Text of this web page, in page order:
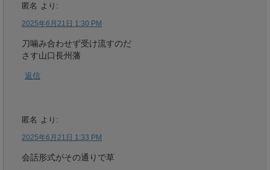
匿名 より:
2025年6月21日 1:30 PM
刀噛み合わせず受け流すのだ
さす山口長州藩
返信
匿名 より:
2025年6月21日 1:33 PM
会話形式がその通りで草